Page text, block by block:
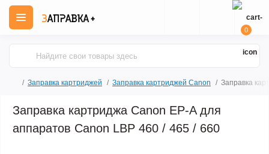
0
Заправка картриджей Заправка картриджей Canon Заправка
Заправка картриджа Canon EP-A для
аппаратов Canon LBP 460 / 465 / 660